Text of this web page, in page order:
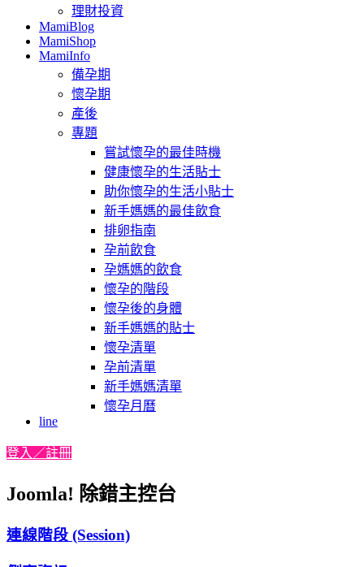
理財投資
MamiBlog
MamiShop
MamiInfo
備孕期
懷孕期
產後
專題
嘗試懷孕的最佳時機
健康懷孕的生活貼士
助你懷孕的生活小貼士
新手媽媽的最佳飲食
排卵指南
孕前飲食
孕媽媽的飲食
懷孕的階段
懷孕後的身體
新手媽媽的貼士
懷孕清單
孕前清單
新手媽媽清單
懷孕月曆
line
登入／註冊
Joomla! 除錯主控台
連線階段 (Session)